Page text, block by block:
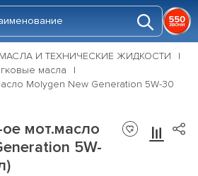
МАСЛА И ТЕХНИЧЕСКИЕ ЖИДКОСТИ
масла
Molygen New Generation 5W-30
мот.масло
5W-